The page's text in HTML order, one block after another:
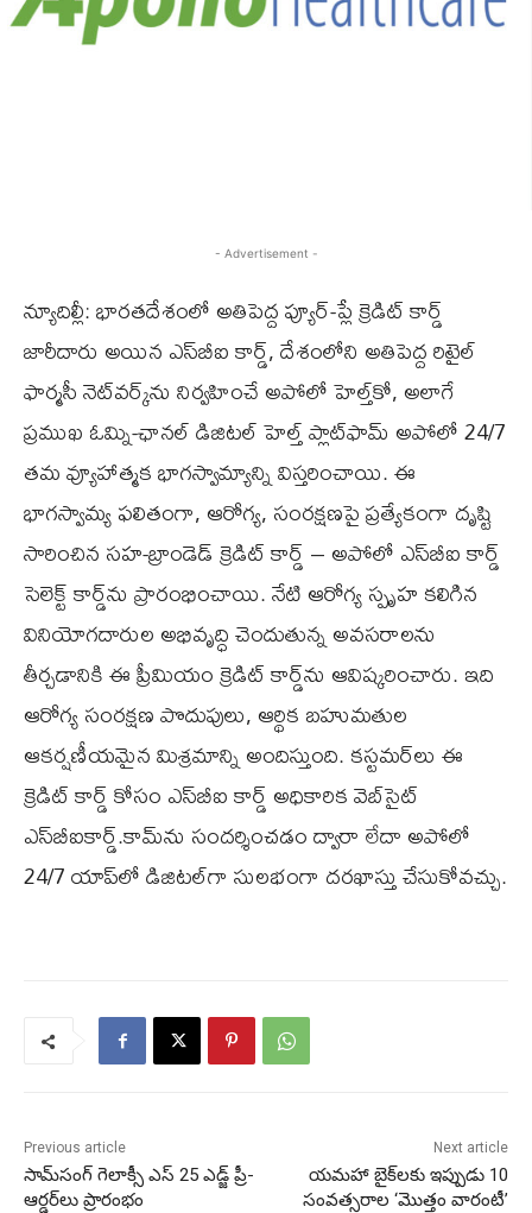
- Advertisement -
న్యూదిల్లీ: భారతదేశంలో అతిపెద్ద ప్యూర్‌-ప్లే క్రెడిట్‌ కార్డ్‌
జారీదారు అయిన ఎస్‌బీఐ కార్డ్‌, దేశంలోని అతిపెద్ద రిటైల్‌
ఫార్మసీ నెట్‌వర్క్‌ను నిర్వహించే అపోలో హెల్త్‌కో, అలాగే
ప్రముఖ ఓమ్ని-ఛానల్‌ డిజిటల్‌ హెల్త్‌ ప్లాట్‌ఫామ్‌ అపోలో 24/7
తమ వ్యూహాత్మక భాగస్వామ్యాన్ని విస్తరించాయి. ఈ
భాగస్వామ్య ఫలితంగా, ఆరోగ్య, సంరక్షణపై ప్రత్యేకంగా దృష్టి
సారించిన సహ-బ్రాండెడ్‌ క్రెడిట్‌ కార్డ్‌ – అపోలో ఎస్‌బీఐ కార్డ్‌
సెలెక్ట్‌ కార్డ్‌ను ప్రారంభించాయి. నేటి ఆరోగ్య స్పృహ కలిగిన
వినియోగదారుల అభివృద్ధి చెందుతున్న అవసరాలను
తీర్చడానికి ఈ ప్రీమియం క్రెడిట్‌ కార్డ్‌ను ఆవిష్కరించారు. ఇది
ఆరోగ్య సంరక్షణ పొదుపులు, ఆర్థిక బహుమతుల
ఆకర్షణీయమైన మిశ్రమాన్ని అందిస్తుంది. కస్టమర్‌లు ఈ
క్రెడిట్‌ కార్డ్‌ కోసం ఎస్‌బీఐ కార్డ్‌ అధికారిక వెబ్‌సైట్‌
ఎస్‌బీఐకార్డ్‌.కామ్‌ను సందర్శించడం ద్వారా లేదా అపోలో
24/7 యాప్‌లో డిజిటల్‌గా సులభంగా దరఖాస్తు చేసుకోవచ్చు.
Previous article
సామ్‌సంగ్‌ గెలాక్సీ ఎస్‌ 25 ఎడ్జ్‌ ప్రీ-
ఆర్డర్‌లు ప్రారంభం
Next article
యమహా బైక్‌లకు ఇప్పుడు 10
సంవత్సరాల ‘మొత్తం వారంటీ’